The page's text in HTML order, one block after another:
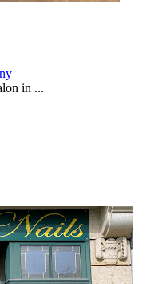
in ...